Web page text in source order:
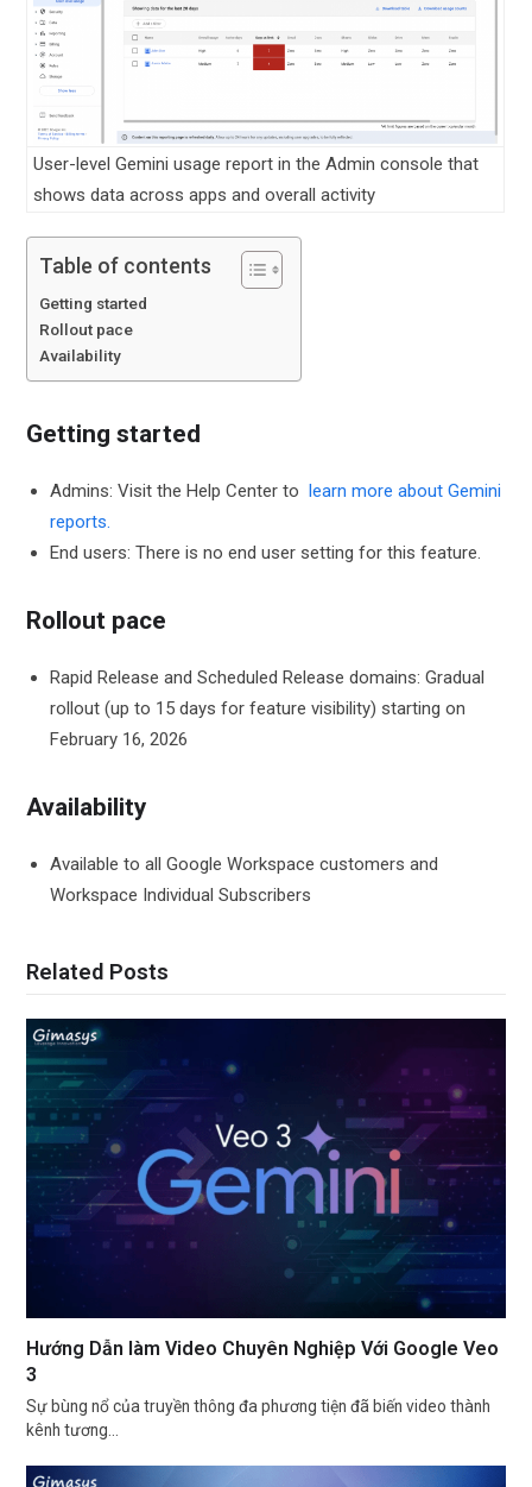
User-level Gemini usage report in the Admin console that
shows data across apps and overall activity
Table of contents
Getting started
Rollout pace
Availability
Getting started
Admins: Visit the Help Center tolearn more about Gemini
reports.
End users: There is no end user setting for this feature.
Rollout pace
Rapid Release and Scheduled Release domains: Gradual
rollout (up to 15 days for feature visibility) starting on
February 16, 2026
Availability
Available to all Google Workspace customers and
Workspace Individual Subscribers
Related Posts
Hướng Dẫn làm Video Chuyên Nghiệp Với Google Veo
3
Sự bùng nổ của truyền thông đa phương tiện đã biến video thành
kênh tương…